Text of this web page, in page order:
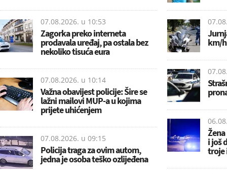
07.08.2026. u 10:53
Zagorka preko interneta
prodavala uređaj, pa ostala bez
nekoliko tisuća eura
07.08.2026. u 10:14
Važna obavijest policije: Šire se
lažni mailovi MUP-a u kojima
prijete uhićenjem
07.08.2026. u 09:15
Policija traga za ovim autom,
jedna je osoba teško ozlijeđena
km/
i još
troje